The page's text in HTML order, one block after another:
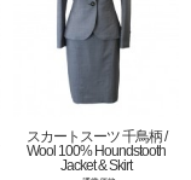
スカートスーツ 千鳥柄 /
Wool 100% Houndstooth
Jacket & Skirt